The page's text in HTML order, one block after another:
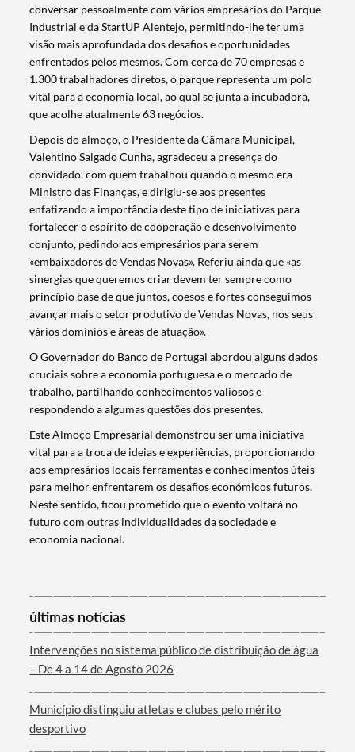
Termo de Pesquisa
Categorias gerais
Filtros
conversar pessoalmente com vários empresários do Parque
Industrial e da StartUP Alentejo, permitindo-lhe ter uma
visão mais aprofundada dos desafios e oportunidades
enfrentados pelos mesmos. Com cerca de 70 empresas e
1.300 trabalhadores diretos, o parque representa um polo
vital para a economia local, ao qual se junta a incubadora,
que acolhe atualmente 63 negócios.
Depois do almoço, o Presidente da Câmara Municipal,
Valentino Salgado Cunha, agradeceu a presença do
convidado, com quem trabalhou quando o mesmo era
Ministro das Finanças, e dirigiu-se aos presentes
enfatizando a importância deste tipo de iniciativas para
fortalecer o espírito de cooperação e desenvolvimento
conjunto, pedindo aos empresários para serem
«embaixadores de Vendas Novas». Referiu ainda que «as
sinergias que queremos criar devem ter sempre como
princípio base de que juntos, coesos e fortes conseguimos
avançar mais o setor produtivo de Vendas Novas, nos seus
vários domínios e áreas de atuação».
O Governador do Banco de Portugal abordou alguns dados
cruciais sobre a economia portuguesa e o mercado de
trabalho, partilhando conhecimentos valiosos e
respondendo a algumas questões dos presentes.
Este Almoço Empresarial demonstrou ser uma iniciativa
vital para a troca de ideias e experiências, proporcionando
aos empresários locais ferramentas e conhecimentos úteis
para melhor enfrentarem os desafios económicos futuros.
Neste sentido, ficou prometido que o evento voltará no
futuro com outras individualidades da sociedade e
economia nacional.
últimas notícias
Intervenções no sistema público de distribuição de água
– De 4 a 14 de Agosto 2026
Município distinguiu atletas e clubes pelo mérito
desportivo